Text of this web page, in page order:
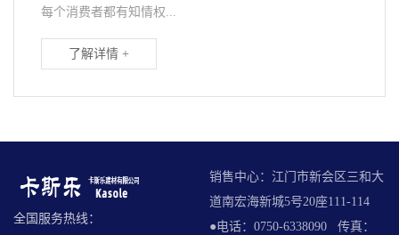
每个消费者都有知情权...
了解详情 +
全国服务热线：
销售中心：江门市新会区三和大
道南宏海新城5号20座111-114
●电话：0750-6338090 传真：